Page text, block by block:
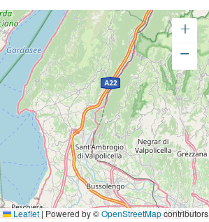
+
−
Leaflet|Powered by ©OpenStreetMapcontributors